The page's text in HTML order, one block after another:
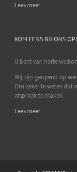
Lees meer
KOM EENS BIJ ONS OP
U bent van harte
Wij zijn geopend op
Om zeker te weten dat
afspraak te maken.
Lees meer